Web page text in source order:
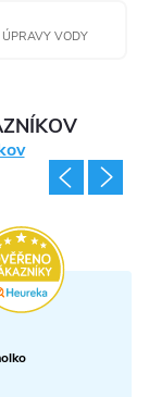
VODY